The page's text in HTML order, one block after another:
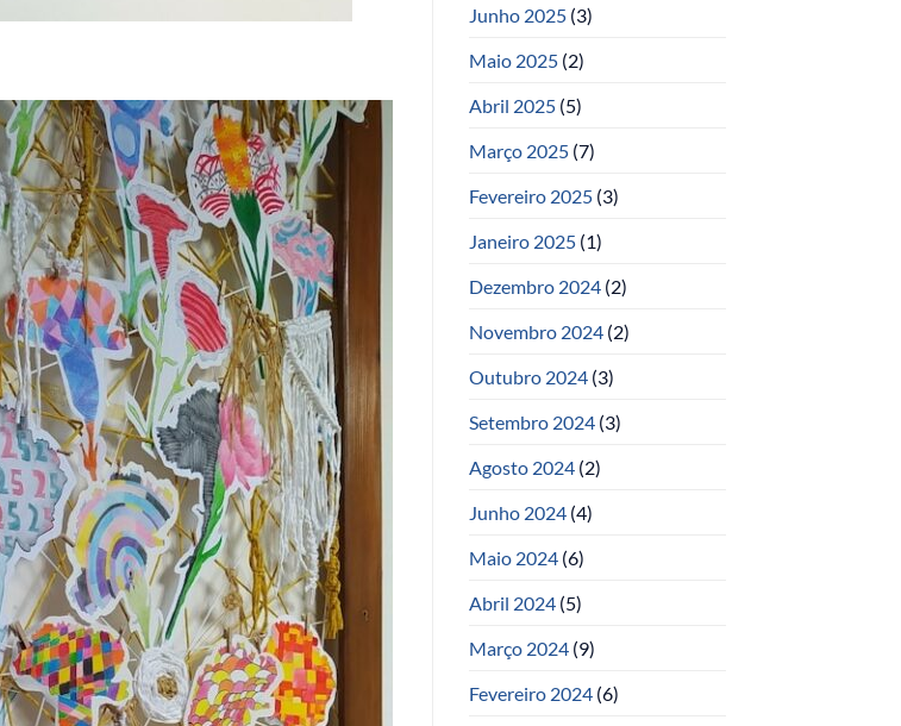
Junho 2025(3)
Maio 2025(2)
Abril 2025(5)
Março 2025(7)
Fevereiro 2025(3)
Janeiro 2025(1)
Dezembro 2024(2)
Novembro 2024(2)
Outubro 2024(3)
Setembro 2024(3)
Agosto 2024(2)
Junho 2024(4)
Maio 2024(6)
Abril 2024(5)
Março 2024(9)
Fevereiro 2024(6)